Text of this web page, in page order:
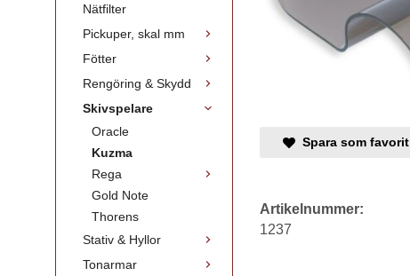
Nätfilter
Pickuper, skal mm
Fötter
Rengöring & Skydd
Skivspelare
Oracle
Kuzma
Rega
Gold Note
Thorens
Stativ & Hyllor
Tonarmar
Spara som favorit
Artikelnummer:
1237